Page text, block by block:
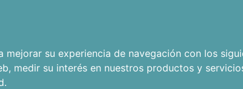
su experiencia de navegación con los
, medir su interés en nuestros productos y
.